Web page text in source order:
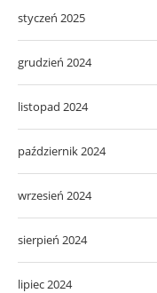
styczeń 2025
grudzień 2024
listopad 2024
październik 2024
wrzesień 2024
sierpień 2024
lipiec 2024